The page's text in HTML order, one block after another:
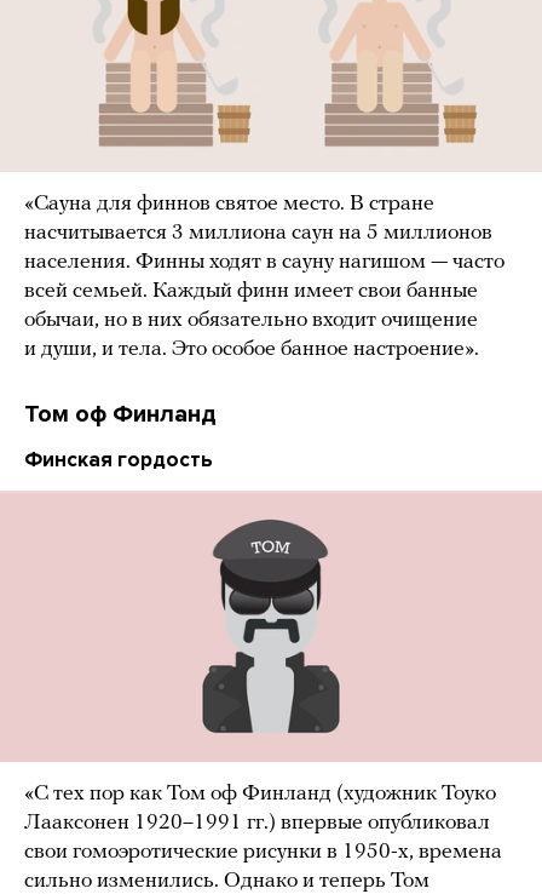
«Сауна для финнов святое место. В стране
насчитывается 3 миллиона саун на 5 миллионов
населения. Финны ходят в сауну нагишом — часто
всей семьей. Каждый финн имеет свои банные
обычаи, но в них обязательно входит очищение
и души, и тела. Это особое банное настроение».
Том оф Финланд
Финская гордость
«С тех пор как Том оф Финланд (художник Тоуко
Лааксонен 1920–1991 гг.) впервые опубликовал
свои гомоэротические рисунки в 1950-х, времена
сильно изменились. Однако и теперь Том